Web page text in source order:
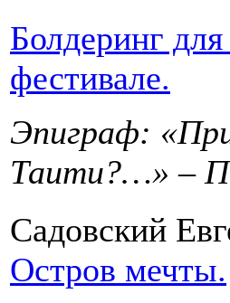
Болдеринг
фестивале.
Эпиграф:
Таити?…» –
Садовский
Остров мечты.